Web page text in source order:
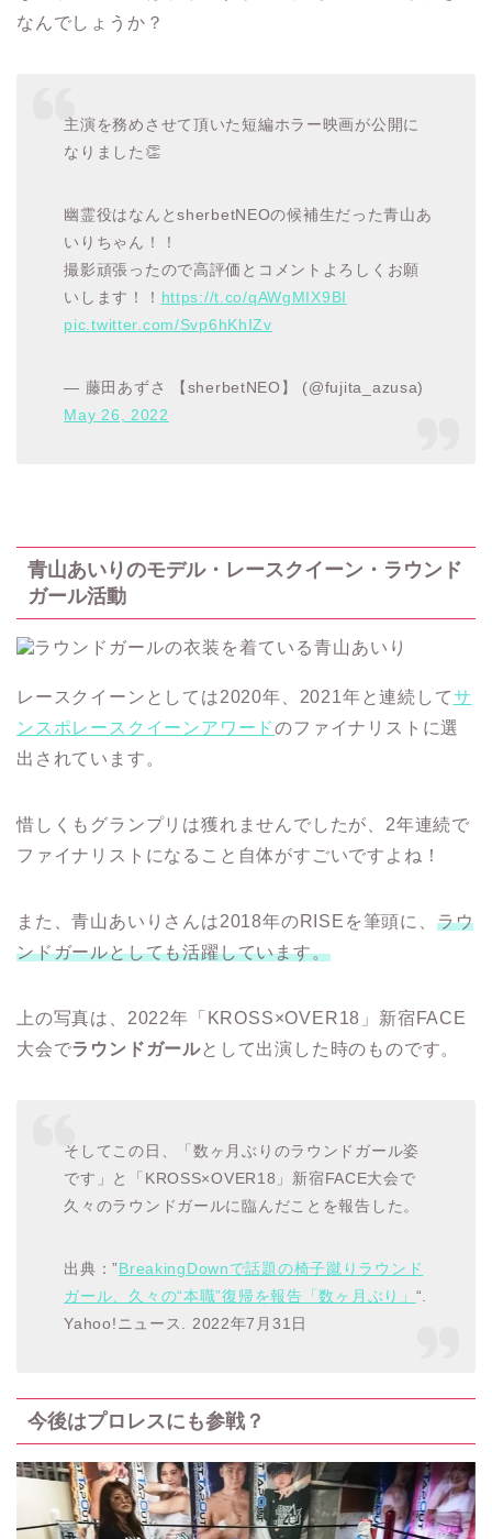
なんでしょうか？
主演を務めさせて頂いた短編ホラー映画が公開に
なりました👏
幽霊役はなんとsherbetNEOの候補生だった青山あ
いりちゃん！！
撮影頑張ったので高評価とコメントよろしくお願
いします！！ https://t.co/qAWgMIX9BI
pic.twitter.com/Svp6hKhIZv
— 藤田あずさ 【sherbetNEO】 (@fujita_azusa)
May 26, 2022
青山あいりのモデル・レースクイーン・ラウンド
ガール活動
レースクイーンとしては2020年、2021年と連続してサ
ンスポレースクイーンアワードのファイナリストに選
出されています。
惜しくもグランプリは獲れませんでしたが、2年連続で
ファイナリストになること自体がすごいですよね！
また、青山あいりさんは2018年のRISEを筆頭に、 ラウ
ンドガールとしても活躍しています。
上の写真は、2022年「KROSS×OVER18」新宿FACE
大会でラウンドガールとして出演した時のものです。
そしてこの日、「数ヶ月ぶりのラウンドガール姿
です」と「KROSS×OVER18」新宿FACE大会で
久々のラウンドガールに臨んだことを報告した。
出典：”BreakingDownで話題の椅子蹴りラウンド
ガール、久々の“本職”復帰を報告「数ヶ月ぶり」 “.
Yahoo!ニュース. 2022年7月31日
今後はプロレスにも参戦？